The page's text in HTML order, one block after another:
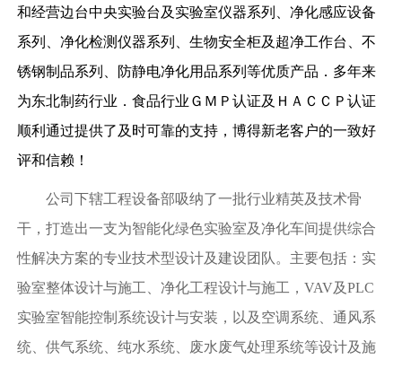
和经营边台中央实验台及实验室仪器系列、净化感应设备
系列、净化检测仪器系列、生物安全柜及超净工作台、不
锈钢制品系列、防静电净化用品系列等优质产品．多年来
为东北制药行业．食品行业ＧＭＰ认证及ＨＡＣＣＰ认证
顺利通过提供了及时可靠的支持，博得新老客户的一致好
评和信赖！
公司下辖工程设备部吸纳了一批行业精英及技术骨
干，打造出一支为智能化绿色实验室及净化车间提供综合
性解决方案的专业技术型设计及建设团队。主要包括：实
验室整体设计与施工、净化工程设计与施工，VAV及PLC
实验室智能控制系统设计与安装，以及空调系统、通风系
统、供气系统、纯水系统、废水废气处理系统等设计及施